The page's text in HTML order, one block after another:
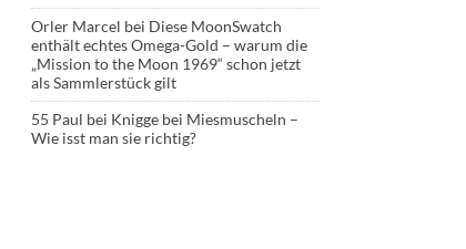
Orler Marcel bei Diese MoonSwatch
enthält echtes Omega-Gold – warum die
„Mission to the Moon 1969“ schon jetzt
als Sammlerstück gilt
55 Paul bei Knigge bei Miesmuscheln –
Wie isst man sie richtig?